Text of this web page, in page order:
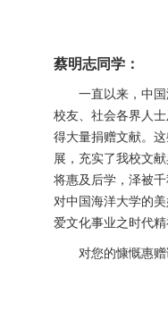
蔡明志同学：
一直以来，中
校友、社会各界人
得大量捐赠文献。
展，充实了我校文
将惠及后学，泽被
对中国海洋大学的
爱文化事业之时代精
对您的慷慨惠赠